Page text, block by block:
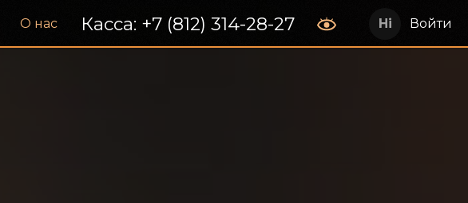
О нас Касса: +7 (812) 314-28-27 Войти